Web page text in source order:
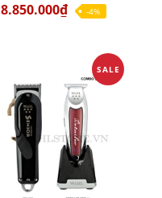
8.850.000₫ -4%
SALE